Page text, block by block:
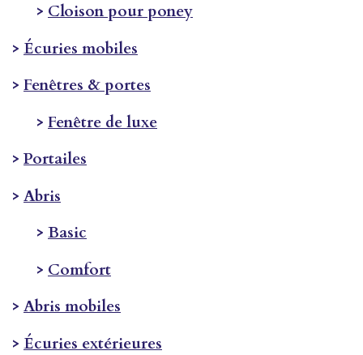
> Cloison pour poney
> Écuries mobiles
> Fenêtres & portes
> Fenêtre de luxe
> Portailes
> Abris
> Basic
> Comfort
> Abris mobiles
> Écuries extérieures